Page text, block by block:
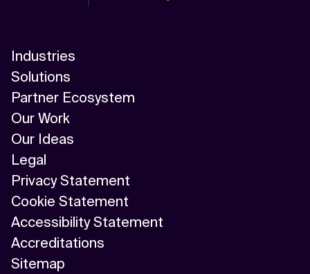
Industries
Solutions
Partner Ecosystem
Our Work
Our Ideas
Legal
Privacy Statement
Cookie Statement
Accessibility Statement
Accreditations
Sitemap